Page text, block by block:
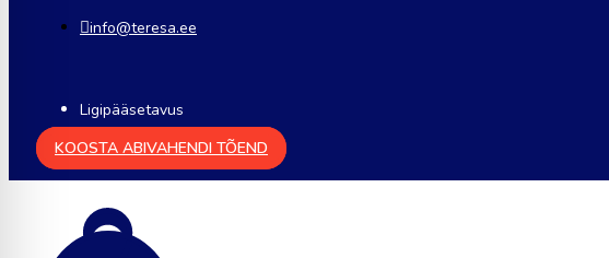
info@teresa.ee
Ligipääsetavus
KOOSTA ABIVAHENDI TÕEND